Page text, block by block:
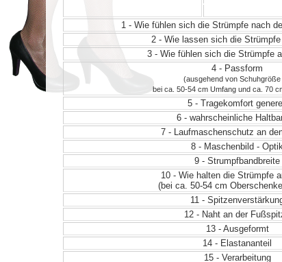
1 - Wie fühlen sich die Strümpfe nach
2 - Wie lassen sich die
3 - Wie fühlen sich die Strümpfe
4 - Passform
(ausgehend von Schuhgröße
bei ca. 50-54 cm Umfang und ca. 70
5 - Tragekomfort generell
6 - wahrscheinliche
7 - Laufmaschenschutz an
8 - Maschenbild -
9 - Strumpfbandbreite
10 - Wie halten die Strümpfe
(bei ca. 50-54 cm
11 -
12 - Naht an der
13 - Ausgeformt
14 - Elastananteil
15 - Verarbeitung